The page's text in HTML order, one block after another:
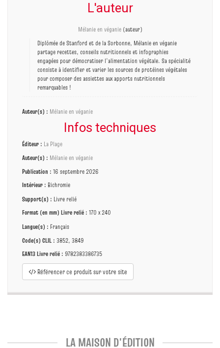
L'auteur
Mélanie en véganie(auteur)
Diplômée de Stanford et de la Sorbonne, Mélanie en véganie
partage recettes, conseils nutritionnels et infographies
engagées pour démocratiser l’alimentation végétale. Sa spécialité
consiste à identifier et varier les sources de protéines végétales
pour composer des assiettes aux apports nutritionnels
remarquables !
Auteur(s) : Mélanie en véganie
Infos techniques
Éditeur : La Plage
Auteur(s) : Mélanie en véganie
Publication : 16 septembre 2026
Intérieur : Bichromie
Support(s) : Livre relié
Format (en mm) Livre relié : 170 x 240
Langue(s) : Français
Code(s) CLIL : 3852, 3849
EAN13 Livre relié : 9782383386735
Référencer ce produit sur votre site
LA MAISON D'ÉDITION